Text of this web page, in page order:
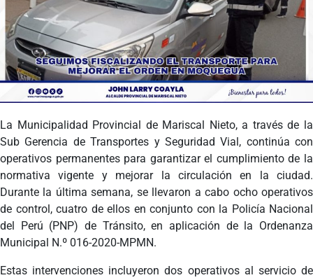
La Municipalidad Provincial de Mariscal Nieto, a través de la
Sub Gerencia de Transportes y Seguridad Vial, continúa con
operativos permanentes para garantizar el cumplimiento de la
normativa vigente y mejorar la circulación en la ciudad.
Durante la última semana, se llevaron a cabo ocho operativos
de control, cuatro de ellos en conjunto con la Policía Nacional
del Perú (PNP) de Tránsito, en aplicación de la Ordenanza
Municipal N.º 016-2020-MPMN.
Estas intervenciones incluyeron dos operativos al servicio de